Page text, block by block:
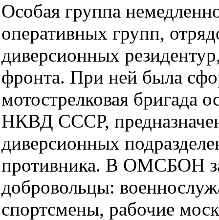
Особая группа
оперативных групп,
диверсионных
фронта. При ней была
мотострелковая
НКВД СССР,
диверсионных
противника. В ОМСБОН
добровольцы:
спортсмены, рабочие